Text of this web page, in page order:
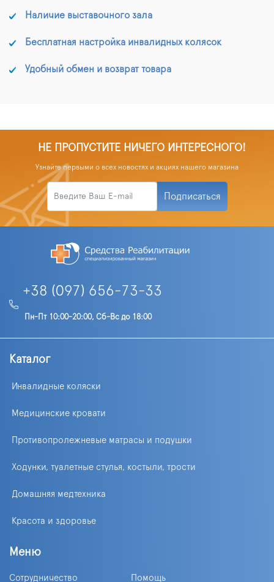
Наличие выставочного зала
Бесплатная настройка инвалидных колясок
Удобный обмен и возврат товара
НЕ ПРОПУСТИТЕ НИЧЕГО ИНТЕРЕСНОГО!
Узнайте первыми о всех новостях и акциях нашего магазина
Подписаться
+38 (097) 656-73-33
Пн-Пт 10:00-20:00, Сб-Вс до 18:00
Каталог
Инвалидные коляски
Медицинские кровати
Противопролежневые матрасы и подушки
Ходунки, туалетные стулья, костыли, трости
Домашняя медтехника
Красота и здоровье
Меню
Сотрудничество Помощь